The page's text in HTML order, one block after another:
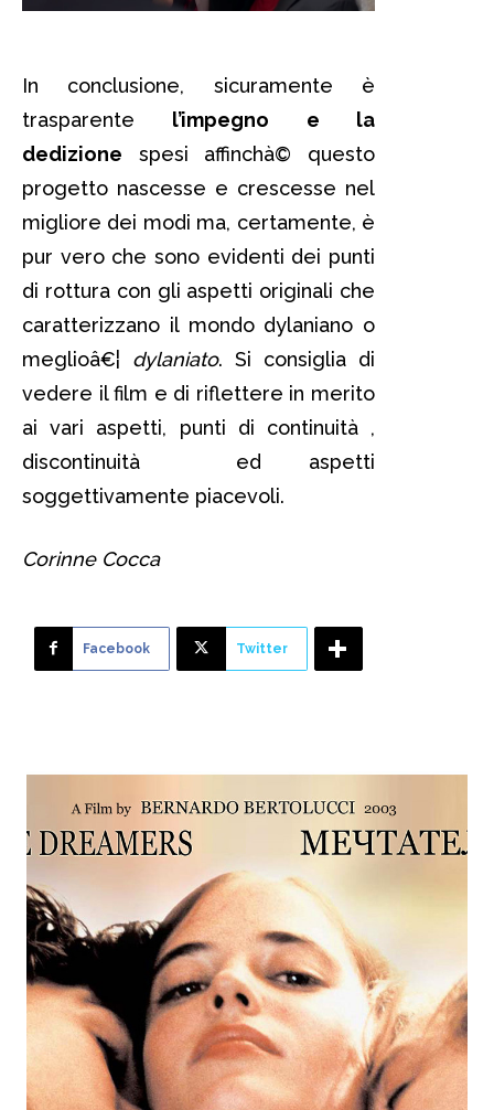
In conclusione, sicuramente è
trasparente l’impegno e la
dedizione spesi affinchà© questo
progetto nascesse e crescesse nel
migliore dei modi ma, certamente, è
pur vero che sono evidenti dei punti
di rottura con gli aspetti originali che
caratterizzano il mondo dylaniano o
meglioâ€¦ dylaniato. Si consiglia di
vedere il film e di riflettere in merito
ai vari aspetti, punti di continuità ,
discontinuità ed aspetti
soggettivamente piacevoli.
Corinne Cocca
Facebook Twitter